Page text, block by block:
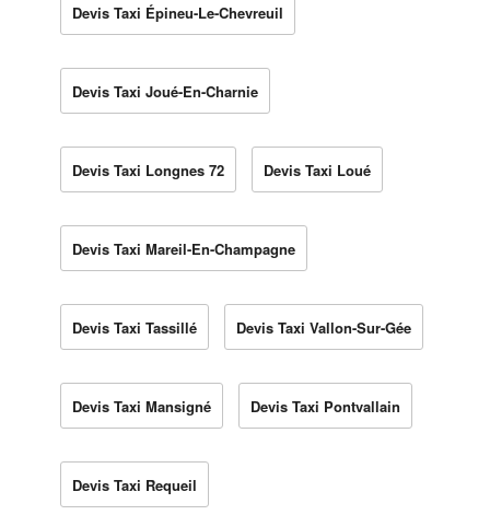
Devis Taxi Épineu-Le-Chevreuil
Devis Taxi Joué-En-Charnie
Devis Taxi Longnes 72 Devis Taxi Loué
Devis Taxi Mareil-En-Champagne
Devis Taxi Tassillé Devis Taxi Vallon-Sur-Gée
Devis Taxi Mansigné Devis Taxi Pontvallain
Devis Taxi Requeil